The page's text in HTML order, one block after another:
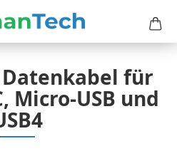
Datenkabel für
Micro-USB und